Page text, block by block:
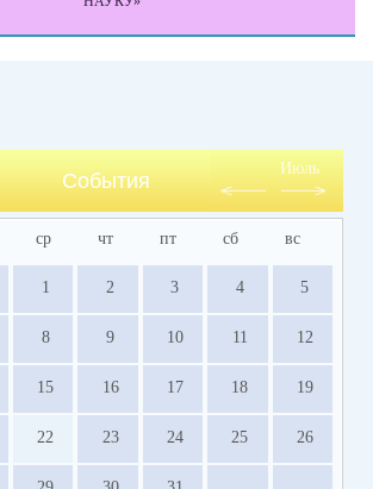
События
Июль
ср чт пт сб вс
1 2 3 4 5
8 9 10 11 12
15 16 17 18 19
22 23 24 25 26